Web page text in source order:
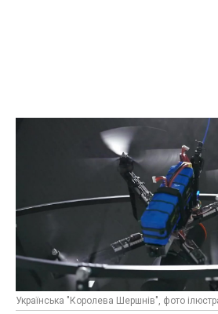
Українська "Королева Шершнів", фото